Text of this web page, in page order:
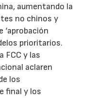
aumentando la
no chinos y
‘aprobación
prioritarios.
FCC y las
aclaren
los
final y los